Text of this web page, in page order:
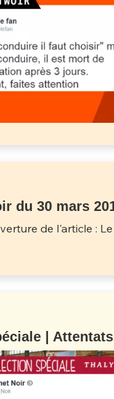
du 30 mars
|